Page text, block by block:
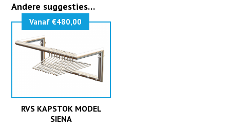
Andere suggesties…
RVS KAPSTOK MODEL
SIENA
Vanaf €480,00